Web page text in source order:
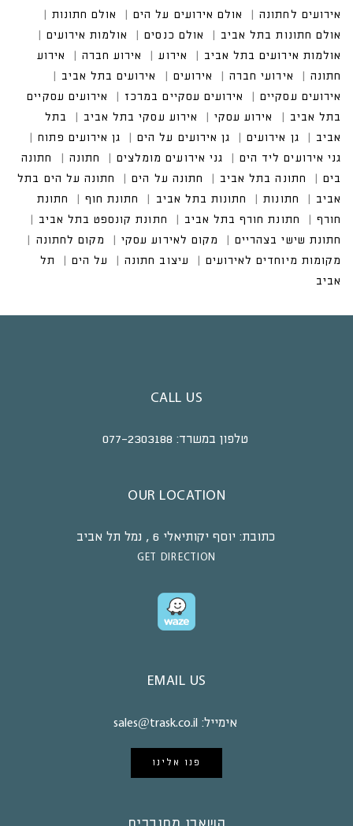
רועים לחתונה
אולם אירועים על הים
אולם חתונות
אולם חתונות בתל אביב
אולם כנסים
אולמות אירועים
אולמות אירועים בתל אביב
אירועים בתל אביב
אירועים עסקיים במרכז
אירועים עסקיים בתל אביב
CALL US
טלפון במשרד: 077-2303188
OUR LOCATION
כתובת: יוסף יקותיאלי 6 , נמל תל אביב
GET DIRECTION
EMAIL US
אימייל: sales@trask.co.il
פנו אלינו